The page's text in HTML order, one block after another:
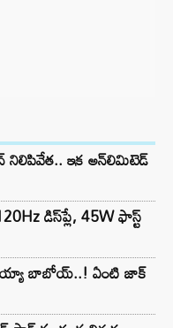
నిలిపివేత.. ఇక అన్‌లిమిటెడ్
డిస్‌ప్లే, 45W ఫాస్ట్
అయ్యా బాబోయ్..! ఏంటి జాక్